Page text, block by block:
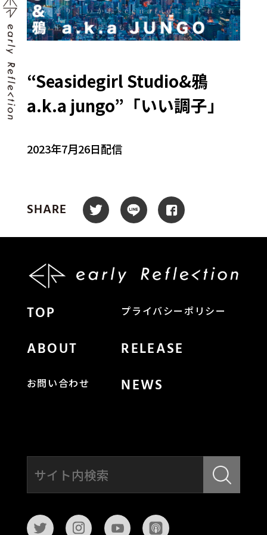
“Seasidegirl Studio&鴉
a.k.a jungo”「いい調子」
2023年7月26日配信
SHARE
TOP プライバシーポリシー
ABOUT RELEASE
お問い合わせ NEWS